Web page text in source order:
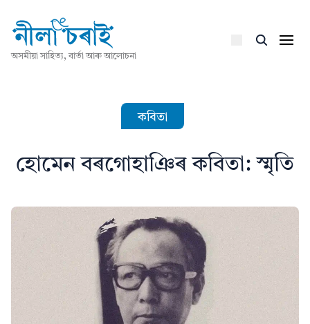
অসমীয়া সাহিত্য, বাৰ্তা আৰু আলোচনা
কবিতা
হোমেন বৰগোহাঞিৰ কবিতা: স্মৃতি